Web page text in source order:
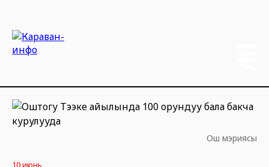
Ош мэриясы
10 июнь